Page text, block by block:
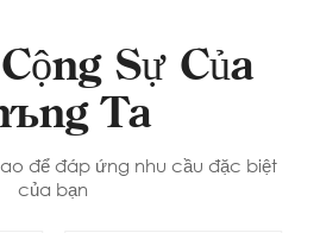
Sự Của
Ta
để đáp ứng nhu cầu đặc biệt
của bạn